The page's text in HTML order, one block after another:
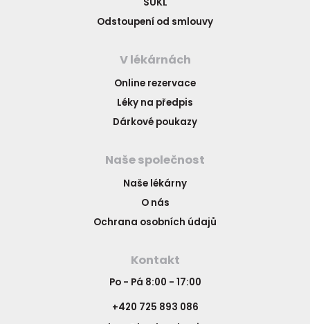
Odstoupení od smlouvy
V lékárnách
Online rezervace
Léky na předpis
Dárkové poukazy
Naše společnost
Naše lékárny
O nás
Ochrana osobních údajů
Kontakt
Po - Pá 8:00 - 17:00
+420 725 893 086